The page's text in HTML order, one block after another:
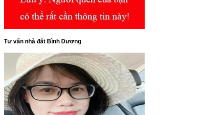
Tư vấn nhà đất Bình Dương